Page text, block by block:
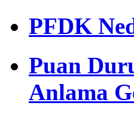
PFDK
Puan
Anlama